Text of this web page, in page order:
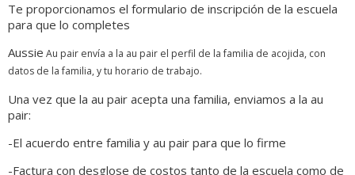
Te proporcionamos el formulario de inscripción de la escuela
para que lo completes
Aussie Au pair envía a la au pair el perfil de la familia de acojida, con
datos de la familia, y tu horario de trabajo.
Una vez que la au pair acepta una familia, enviamos a la au
pair:
-El acuerdo entre familia y au pair para que lo firme
-Factura con desglose de costos tanto de la escuela como de